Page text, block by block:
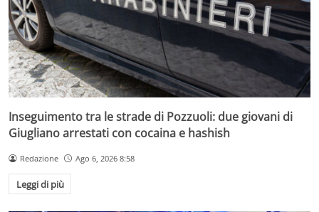
Inseguimento tra le strade di Pozzuoli: due giovani di
Giugliano arrestati con cocaina e hashish
Redazione Ago 6, 2026 8:58
Leggi di più